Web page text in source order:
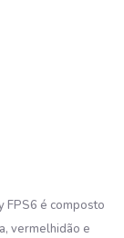
FPS6 é composto
vermelhidão e